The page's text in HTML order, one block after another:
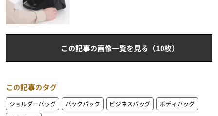
この記事の画像一覧を見る（10枚）
この記事のタグ
ショルダーバッグ バックパック ビジネスバッグ
ボディバッグ